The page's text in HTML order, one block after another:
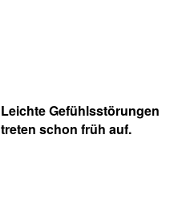
Leichte Gefühlsstörungen
treten schon früh auf.